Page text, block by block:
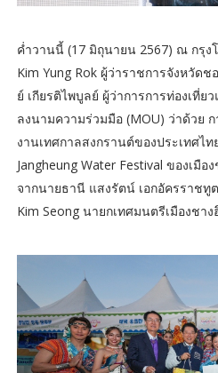
ค่ำวานนี้ (17 มิถุนายน 2567) ณ กรุ
Kim Yung Rok ผู้ว่าราชการจังหวัด
ย์ เกียรติไพบูลย์ ผู้ว่าการการท่องเที่ย
ลงนามความร่วมมือ (MOU) ว่าด้วย
งานเทศกาลสงกรานต์ของประเทศไ
Jangheung Water Festival ของเมื
จากนายธานี แสงรัตน์ เอกอัครราช
Kim Seong นายกเทศมนตรีเมืองชา